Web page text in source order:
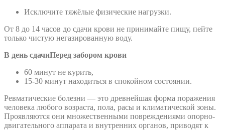
Исключите тяжёлые физические нагрузки.
От 8 до 14 часов до сдачи крови не принимайте пищу, пейте
только чистую негазированную воду.
В день сдачиПеред забором крови
60 минут не курить,
15-30 минут находиться в спокойном состоянии.
Ревматические болезни — это древнейшая форма поражения
человека любого возраста, пола, расы и климатической зоны.
Проявляются они множественными повреждениями опорно-
двигательного аппарата и внутренних органов, приводят к